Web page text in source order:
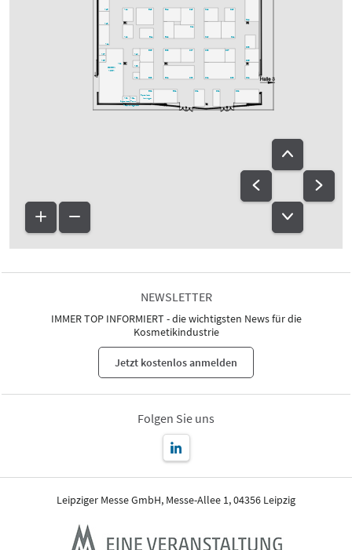
A12
A01
GREEN
AREA
A04
A07
A11
A02a
Ton-
ausgabe
C11
A13
C10
D04
C01
D14
C07
B12
C13
C04 D03
D02
D11
B01
D07
B11
D06
D13
A15
D01
B02
Speakers-
lounge
B08
C12
B14
D08
B04 C03
B13
C08
A14
B05
A08
A10
A02
Speakers-
Prep.
A05
B03
NEWSLETTER
IMMER TOP INFORMIERT - die wichtigsten News für die
Kosmetikindustrie
Jetzt kostenlos anmelden
Folgen Sie uns
Leipziger Messe GmbH, Messe-Allee 1, 04356 Leipzig